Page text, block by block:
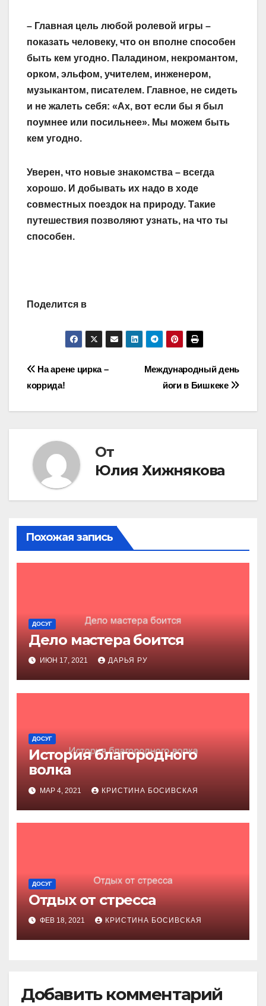
– Главная цель любой ролевой игры –
показать человеку, что он вполне способен
быть кем угодно. Паладином, некромантом,
орком, эльфом, учителем, инженером,
музыкантом, писателем. Главное, не сидеть
и не жалеть себя: «Ах, вот если бы я был
поумнее или посильнее». Мы можем быть
кем угодно.
Уверен, что новые знакомства – всегда
хорошо. И добывать их надо в ходе
совместных поездок на природу. Такие
путешествия позволяют узнать, на что ты
способен.
Поделится в
Навигация
по
Международный день
йоги в Бишкеке
На арене цирка –
коррида!
От
Юлия Хижнякова
Похожая запись
ДОСУГ
Дело мастера боится
ИЮН 17, 2021 ДАРЬЯ РУ
ДОСУГ
История благородного
волка
МАР 4, 2021 КРИСТИНА БОСИВСКАЯ
ДОСУГ
Отдых от стресса
ФЕВ 18, 2021 КРИСТИНА БОСИВСКАЯ
Добавить комментарий